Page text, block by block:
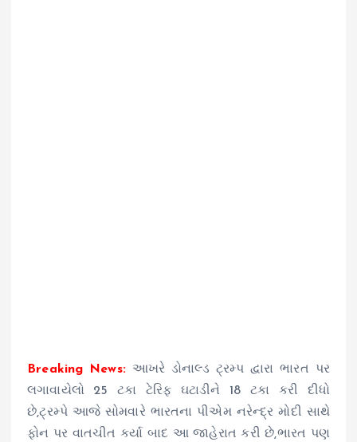
Breaking News:આખરે ડોનાલ્ડ ટ્રમ્પ દ્વારા ભારત પર
લગાવાયેલો 25 ટકા ટેરિફ ઘટાડીને 18 ટકા કરી દીધો
છે,ટ્રમ્પે આજે સોમવારે ભારતના પીએમ નરેન્દ્ર મોદી સાથે
ફોન પર વાતચીત કર્યા બાદ આ જાહેરાત કરી છે,ભારત પણ